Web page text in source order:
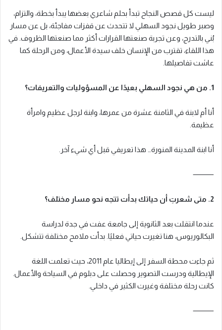
ليست كل قصص النجاح تبدأ بحلم شاعري بعضها يبدأ بخطة، والتزام،
وصبر طويل نجود السهلي لا تتحدث عن قفزات مفاجئة، بل عن مسار
بُني بالتدرج، وعن تجربة صنعتها القرارات أكثر مما صنعتها الظروف. في
هذا اللقاء، تقترب من الإنسان خلف سيدة الأعمال، ومن الرحلة كما
عاشت تفاصيلها.
1. من هي نجود السهلي بعيدًا عن المسؤوليات والتعريفات؟
أنا أم لابنة في الثامنة عشرة من عمرها، وابنة لرجل عظيم وامرأة
عظيمة.
أنا ابنة المدينة المنورة… هذا تعريفي قبل أي شيء آخر.
⸻
2. متى شعرتِ أن حياتك بدأت تتجه نحو مسار مختلف؟
عندما انتقلت بعد الثانوية إلى جامعة عفت في جدة لدراسة
البكالوريوس، هنا تغيرت حياتي فعليًا. بدأت ملامح مختلفة تتشكل.
ثم جاءت محطة السفر إلى إيطاليا عام 2011، حيث تعلمت اللغة
الإيطالية ودرست التصوير وحصلت على دبلوم في السياحة والأعمال.
كانت رحلة مختلفة وغيرت الكثير في داخلي.
⸻